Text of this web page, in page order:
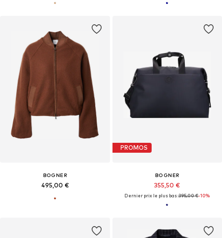
BOGNER
495,00 €
PROMOS
BOGNER
355,50 €
Dernier prix le plus bas :395,00 €-10%